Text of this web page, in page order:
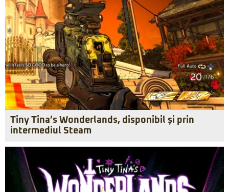
Tiny Tina’s Wonderlands, disponibil și prin
intermediul Steam